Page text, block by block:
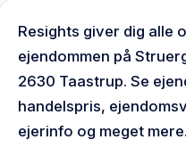
Resights giver dig alle
ejendommen på
2630 Taastrup. Se
handelspris,
ejerinfo og meget mere.